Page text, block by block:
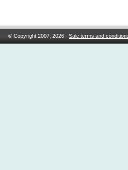
© Copyright 2007, 2026 -Sale terms and